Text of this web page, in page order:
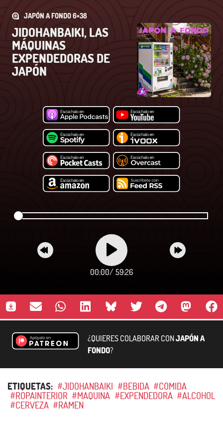
JAPÓN A FONDO 6×38
JIDOHANBAIKI, LAS
MÁQUINAS
EXPENDEDORAS DE
JAPÓN
00:00/ 59:26
¿QUIERES COLABORAR CONJAPÓN A
FONDO?
ETIQUETAS: #JIDOHANBAIKI #BEBIDA #COMIDA
#ROPAINTERIOR #MAQUINA #EXPENDEDORA #ALCOHOL
#CERVEZA #RAMEN